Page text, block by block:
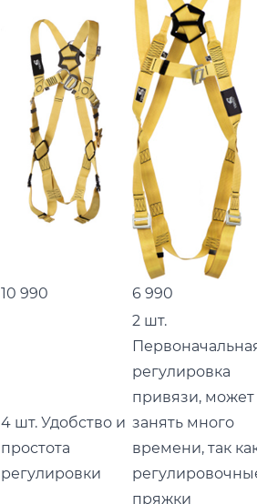
10 990 6 990
4 шт. Удобство и
простота
регулировки
2 шт.
регулировка
привязи, может
занять много
времени, так
пряжки